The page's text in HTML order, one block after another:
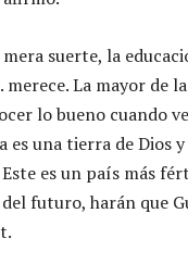
suerte, la
La mayor de
lo bueno cuando
es una tierra de Dios
es un país más
futuro, harán que